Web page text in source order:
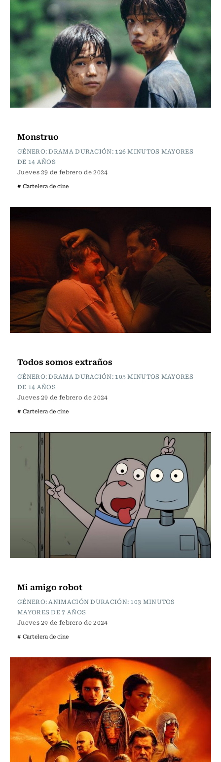
Monstruo
GÉNERO: DRAMA DURACIÓN: 126 MINUTOS MAYORES
DE 14 AÑOS
Jueves 29 de febrero de 2024
# Cartelera de cine
Todos somos extraños
GÉNERO: DRAMA DURACIÓN: 105 MINUTOS MAYORES
DE 14 AÑOS
Jueves 29 de febrero de 2024
# Cartelera de cine
Mi amigo robot
GÉNERO: ANIMACIÓN DURACIÓN: 103 MINUTOS
MAYORES DE 7 AÑOS
Jueves 29 de febrero de 2024
# Cartelera de cine